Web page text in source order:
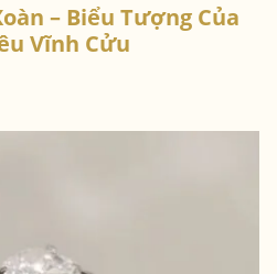
– Biểu Tượng Của
Vĩnh Cửu